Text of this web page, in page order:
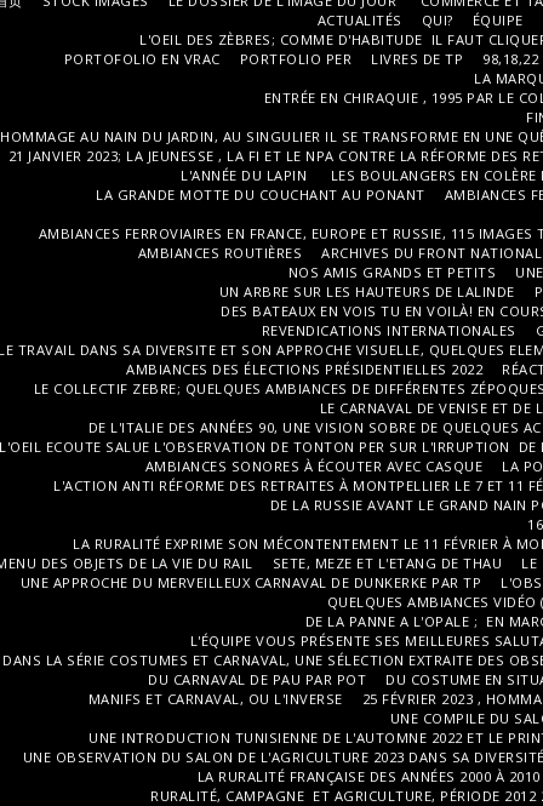
ACTUALITÉS
QUI? ÉQUIPE
L'OEIL DES ZÈBRES; COMME D'HABITUDE IL FAUT
PORTOFOLIO EN VRAC
PORTFOLIO PER LIVRES DE TP
98,18,22
LA
ENTRÉE EN CHIRAQUIE , 1995 PAR LE
HOMMAGE AU NAIN DU JARDIN, AU SINGULIER IL SE TRANSFORME EN UNE
21 JANVIER 2023; LA JEUNESSE , LA FI ET LE NPA CONTRE LA RÉFORME DES
L'ANNÉE DU LAPIN
LES BOULANGERS EN
LA GRANDE MOTTE DU COUCHANT AU PONANT
AMBIANCES
AMBIANCES FERROVIAIRES EN FRANCE, EUROPE ET RUSSIE, 115
AMBIANCES ROUTIÈRES
ARCHIVES DU FRONT
NOS AMIS GRANDS ET PETITS
UN ARBRE SUR LES HAUTEURS DE LALINDE
DES BATEAUX EN VOIS TU EN VOILÀ! EN
REVENDICATIONS INTERNATIONALES
TRAVAIL DANS SA DIVERSITE ET SON APPROCHE VISUELLE, QUELQUES
AMBIANCES DES ÉLECTIONS PRÉSIDENTIELLES 2022
LE COLLECTIF ZEBRE; QUELQUES AMBIANCES DE DIFFÉRENTES
LE CARNAVAL DE VENISE ET DE
DE L'ITALIE DES ANNÉES 90, UNE VISION SOBRE DE QUELQUES
L'OEIL ECOUTE SALUE L'OBSERVATION DE TONTON PER SUR L'IRRUPTION DE
AMBIANCES SONORES À ÉCOUTER AVEC CASQUE
LA
L'ACTION ANTI RÉFORME DES RETRAITES À MONTPELLIER LE 7 ET 11
DE LA RUSSIE AVANT LE GRAND NAIN
LA RURALITÉ EXPRIME SON MÉCONTENTEMENT LE 11 FÉVRIER À
DES OBJETS DE LA VIE DU RAIL
SETE, MEZE ET L'ETANG DE THAU
LE
UNE APPROCHE DU MERVEILLEUX CARNAVAL DE DUNKERKE PAR TP
QUELQUES AMBIANCES VIDÉO
DE LA PANNE A L'OPALE ; EN
L'ÉQUIPE VOUS PRÉSENTE SES MEILLEURES
DANS LA SÉRIE COSTUMES ET CARNAVAL, UNE SÉLECTION EXTRAITE DES
DU CARNAVAL DE PAU PAR POT
DU COSTUME EN
MANIFS ET CARNAVAL, OU L'INVERSE
25 FÉVRIER 2023 ,
UNE COMPILE DU
UNE INTRODUCTION TUNISIENNE DE L'AUTOMNE 2022 ET LE
UNE OBSERVATION DU SALON DE L'AGRICULTURE 2023 DANS SA
LA RURALITÉ FRANÇAISE DES ANNÉES 2000 À
RURALITÉ, CAMPAGNE ET AGRICULTURE, PÉRIODE